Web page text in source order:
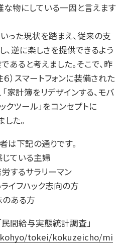
な物にしている一因と言えます
った現状を踏まえ、従来の支
逆に楽しさを提供できるよう
あると考えました。そこで、昨
）スマートフォンに装備された
家計簿をリデザインする、モバ
クツール」をコンセプトに
た。
下記の通りです。
じている主婦
するサラリーマン
イフハック志向の方
のある方
間給与実態統計調査」
tokei/kokuzeicho/mi